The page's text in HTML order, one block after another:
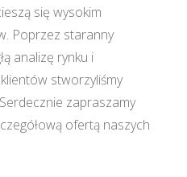
się wysokim
Poprzez staranny
analizę rynku i
stworzyliśmy
zapraszamy
ofertą naszych